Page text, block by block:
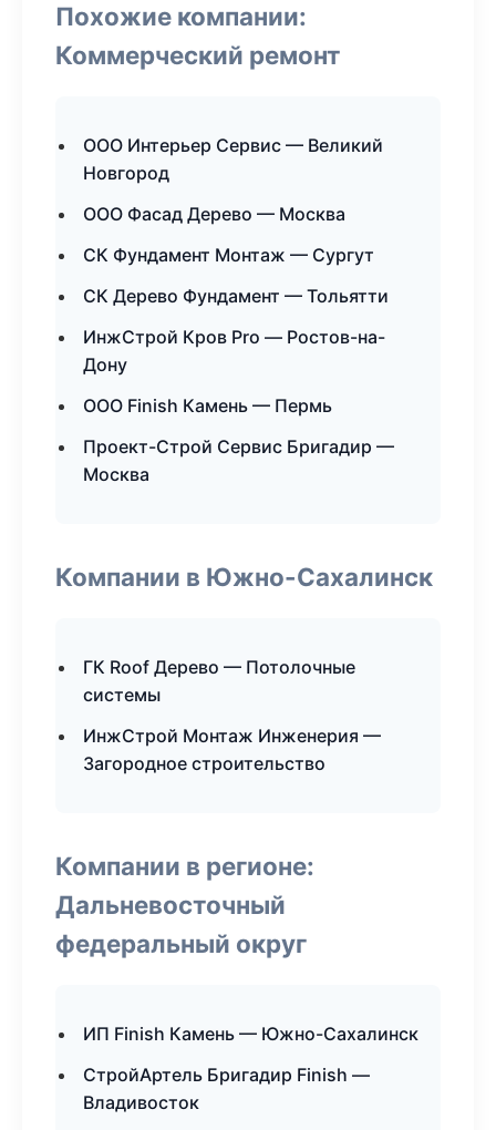
Похожие компании:
Коммерческий ремонт
ООО Интерьер Сервис — Великий
Новгород
ООО Фасад Дерево — Москва
СК Фундамент Монтаж — Сургут
СК Дерево Фундамент — Тольятти
ИнжСтрой Кров Pro — Ростов-на-
Дону
ООО Finish Камень — Пермь
Проект-Строй Сервис Бригадир —
Москва
Компании в Южно-Сахалинск
ГК Roof Дерево — Потолочные
системы
ИнжСтрой Монтаж Инженерия —
Загородное строительство
Компании в регионе:
Дальневосточный
федеральный округ
ИП Finish Камень — Южно-Сахалинск
СтройАртель Бригадир Finish —
Владивосток